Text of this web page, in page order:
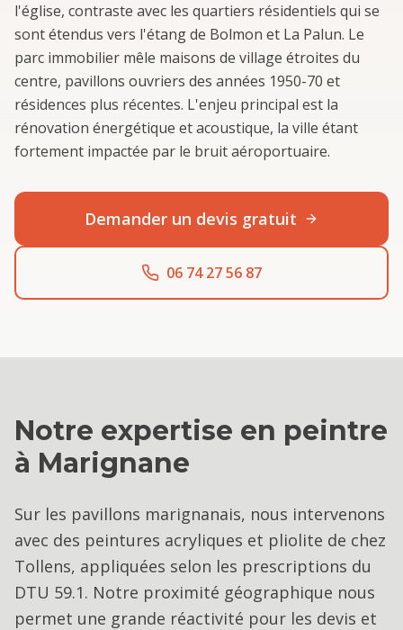
l'église, contraste avec les quartiers résidentiels qui se
sont étendus vers l'étang de Bolmon et La Palun. Le
parc immobilier mêle maisons de village étroites du
centre, pavillons ouvriers des années 1950-70 et
résidences plus récentes. L'enjeu principal est la
rénovation énergétique et acoustique, la ville étant
fortement impactée par le bruit aéroportuaire.
Demander un devis gratuit
06 74 27 56 87
Notre expertise en peintre
à Marignane
Sur les pavillons marignanais, nous intervenons
avec des peintures acryliques et pliolite de chez
Tollens, appliquées selon les prescriptions du
DTU 59.1. Notre proximité géographique nous
permet une grande réactivité pour les devis et